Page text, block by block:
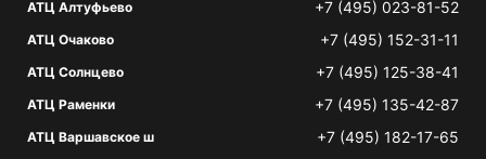
АТЦ Алтуфьево +7 (495) 023-81-52
АТЦ Очаково +7 (495) 152-31-11
АТЦ Солнцево +7 (495) 125-38-41
АТЦ Раменки +7 (495) 135-42-87
АТЦ Варшавское ш +7 (495) 182-17-65